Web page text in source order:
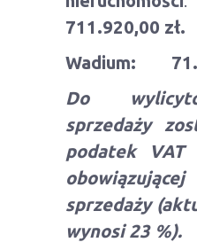
711.920,00 zł.
Wadium:
Do
sprzedaży
podatek VAT
sprzedaży
wynosi23 %).